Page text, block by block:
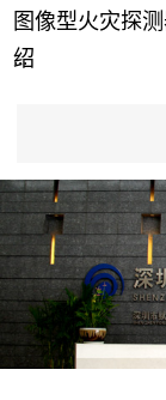
图像型火灾探
绍
...
事故频发，传统
测方法已无法满
尤其是目前众多
剧院、会议展览
育馆、大型仓库
间等，其建筑结